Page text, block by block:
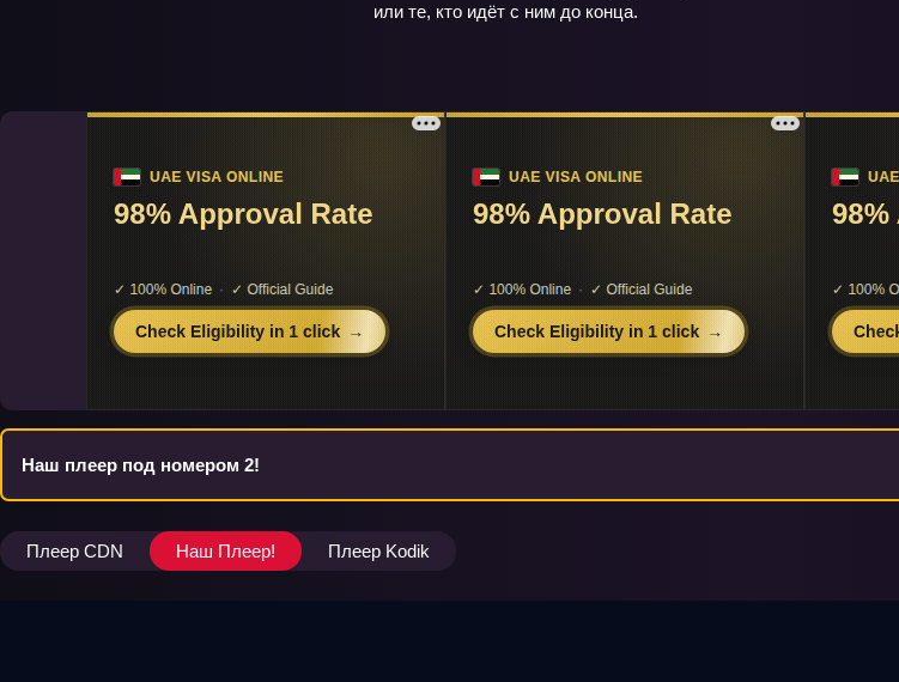
или те, кто идёт с ним до конца.
Наш плеер под номером 2!
Плеер CDN Наш Плеер! Плеер Kodik